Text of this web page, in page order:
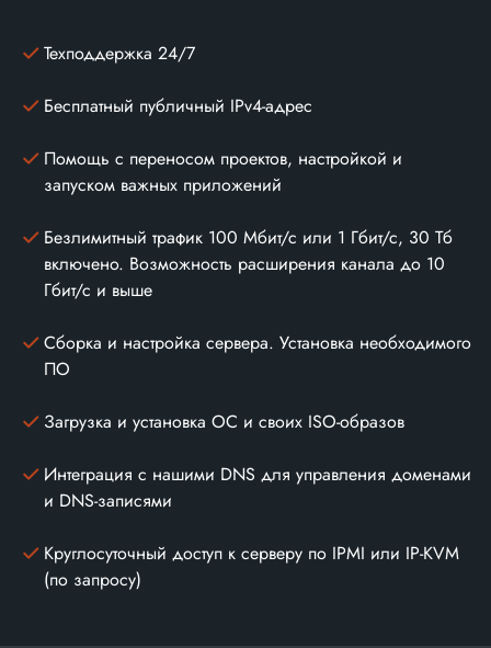
Техподдержка 24/7
Бесплатный публичный IPv4-адрес
Помощь с переносом проектов, настройкой и
запуском важных приложений
Безлимитный трафик 100 Мбит/с или 1 Гбит/с, 30 Тб
включено. Возможность расширения канала до 10
Гбит/с и выше
Сборка и настройка сервера. Установка необходимого
ПО
Загрузка и установка ОС и своих ISO-образов
Интеграция с нашими DNS для управления доменами
и DNS-записями
Круглосуточный доступ к серверу по IPMI или IP-KVM
(по запросу)